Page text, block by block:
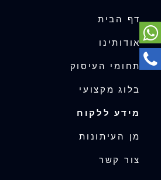
דף הבית
אודותינו
תחומי העיסוק
בלוג מקצועי
מידע ללקוח
מן העיתונות
צור קשר